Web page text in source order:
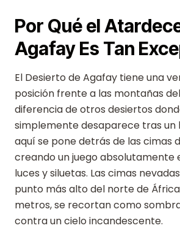
Por Qué el
Agafay Es Tan
El Desierto de Agafay tiene una
posición frente a las montañas
diferencia de otros desiertos
simplemente desaparece tras un
aquí se pone detrás de las cimas
creando un juego absolutamente
luces y siluetas. Las cimas
punto más alto del norte de África
metros, se recortan como
contra un cielo incandescente.